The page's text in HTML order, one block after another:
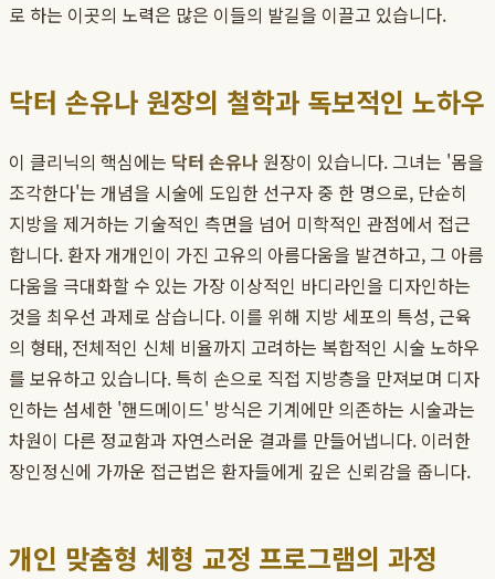
로 하는 이곳의 노력은 많은 이들의 발길을 이끌고 있습니다.
닥터 손유나 원장의 철학과 독보적인 노하우
이 클리닉의 핵심에는 닥터 손유나 원장이 있습니다. 그녀는 '몸을
조각한다'는 개념을 시술에 도입한 선구자 중 한 명으로, 단순히
지방을 제거하는 기술적인 측면을 넘어 미학적인 관점에서 접근
합니다. 환자 개개인이 가진 고유의 아름다움을 발견하고, 그 아름
다움을 극대화할 수 있는 가장 이상적인 바디라인을 디자인하는
것을 최우선 과제로 삼습니다. 이를 위해 지방 세포의 특성, 근육
의 형태, 전체적인 신체 비율까지 고려하는 복합적인 시술 노하우
를 보유하고 있습니다. 특히 손으로 직접 지방층을 만져보며 디자
인하는 섬세한 '핸드메이드' 방식은 기계에만 의존하는 시술과는
차원이 다른 정교함과 자연스러운 결과를 만들어냅니다. 이러한
장인정신에 가까운 접근법은 환자들에게 깊은 신뢰감을 줍니다.
개인 맞춤형 체형 교정 프로그램의 과정